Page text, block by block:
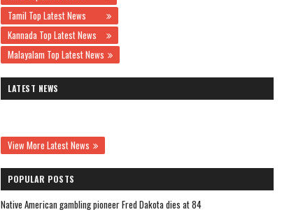
Tamil Top Latest News
Kannada Top Latest News
Malayalam Top Latest News
LATEST NEWS
View More Latest News
POPULAR POSTS
Native American gambling pioneer Fred Dakota dies at 84